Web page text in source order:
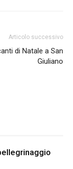
Articolo successivo
di Natale a San
Giuliano